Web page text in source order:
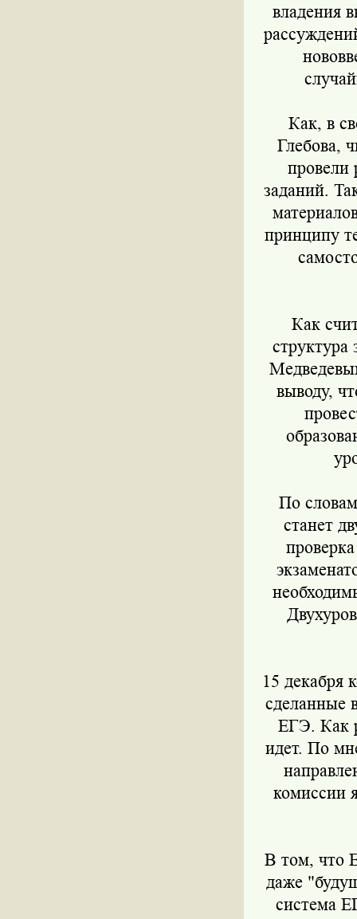
владения
Как, в
Глебова,
провели
заданий.
принципу
Как
выводу,
По
станет
15 декабря
сделанные
ЕГЭ. Как
идет. По
комиссии
В том, что
даже
система